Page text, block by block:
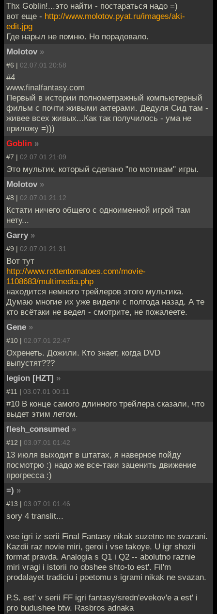
Thx Goblin!...это найти - постараться надо =)
вот еще - http://www.molotov.pyat.ru/images/aki-
edit.jpg
Где нарыл не помню. Но порадовало.
Molotov »
#6 | 02.07.01 20:58
#4
www.finalfantasy.com
Первый в истории полнометражный компьютерный
фильм с почти живыми актерами. Дедуля Сид там -
живее всех живых...Как так получилось - ума не
приложу =)))
Goblin »
#7 | 02.07.01 21:09
Это мультик, который сделано "по мотивам" игры.
Molotov »
#8 | 02.07.01 21:12
Кстати ничего общего с одноименной игрой там
нету...
Garry »
#9 | 02.07.01 21:31
Вот тут
http://www.rottentomatoes.com/movie-
1108683/multimedia.php
находится немного трейлеров этого мультика.
Думаю многие их уже видели с полгода назад. А те
кто всётаки не ведел - смотрите, не пожалеете.
Gene »
#10 | 02.07.01 22:47
Охренеть. Дожили. Кто знает, когда DVD
выпустят???
legion [HZT] »
#11 | 03.07.01 00:11
#10 В конце самого длинного трейлера сказали, что
выдет этим летом.
flesh_consumed »
#12 | 03.07.01 01:42
13 июля выходит в штатах, я наверное пойду
посмотрю :) надо же все-таки заценить движение
прогресса :)
=) »
#13 | 03.07.01 01:46
sory 4 translit...
vse igri iz serii Final Fantasy nikak suzetno ne svazani.
Kazdii raz novie miri, geroi i vse takoye. U igr shozii
format pravda. Analogia s Q1 i Q2 -- abolutno raznie
miri vragi i istorii no obshee shto-to est'. Fil'm
prodalayet tradiciu i poetomu s igrami nikak ne svazan.
P.S. est' v serii FF igri fantasy/sredn'evekov'e a est' i
pro budushee btw. Rasbros adnaka